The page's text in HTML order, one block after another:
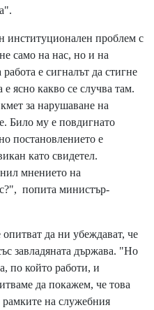
институционален проблем с
само на нас, но и на
е сигналът да стигне
ясно какво се случва там.
за нарушаване на
Било му е повдигнато
постановлението е
като свидетел.
мнението на
попита министър-
да ни убеждават, че
завладяната държава. "Но
по който работи, и
да покажем, че това
на служебния